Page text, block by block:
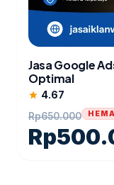
Jasa Google
Optimal
star 4.67
Rp650.000
Rp